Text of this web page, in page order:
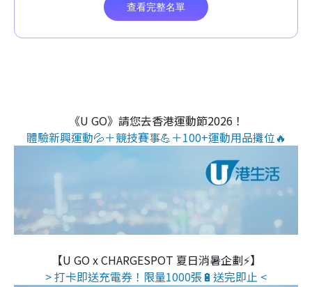
《U GO》請您去香港運動節2026！
體驗新興運動💦＋競技賽事💪＋100+運動用品攤位🔥
【U GO x CHARGESPOT 夏日消暑企劃⚡】
> 打卡即送充電券！限量1000張🔋送完即止 <